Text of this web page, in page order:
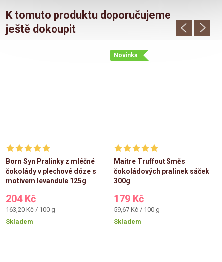
K tomuto produktu doporučujeme
ještě dokoupit
Born Syn Pralinky z mléčné
čokolády v plechové dóze s
motivem levandule 125g
204 Kč
Měrná
cena:
163,20 Kč / 100 g
Skladem
Novinka
Maitre Truffout Směs
čokoládových pralinek sáček
300g
179 Kč
Měrná
cena:
59,67 Kč / 100 g
Skladem